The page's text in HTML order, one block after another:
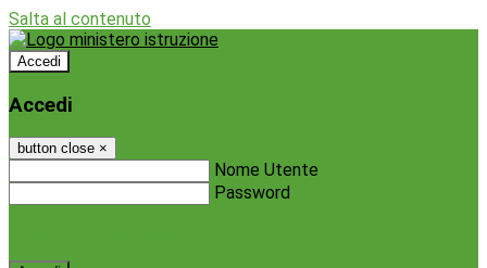
Salta al contenuto
Accedi
Accedi
button close ×
Nome Utente
Password